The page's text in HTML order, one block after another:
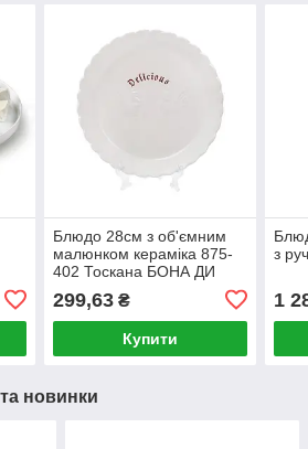
Блюдо 28см з об'ємним
малюнком кераміка 875-
402 Тоскана БОНА ДИ
299,63₴
Купити
з
1
та новинки